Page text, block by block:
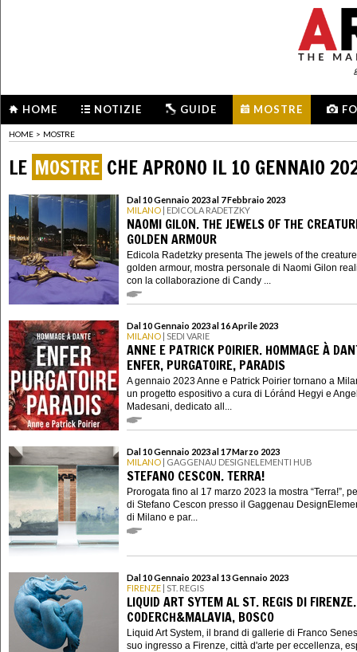
HOME NOTIZIE GUIDE MOSTRE
HOME > MOSTRE
LE MOSTRE CHE APRONO IL 10 GENNAIO
Dal 10 Gennaio 2023 al 7 Febbraio 2023
MILANO | EDICOLA RADETZKY
NAOMI GILON. THE JEWELS OF THE
GOLDEN ARMOUR
Edicola Radetzky presenta The jewels of the
golden armour, mostra personale di Naomi Gilon
con la collaborazione di Candy ...
Dal 10 Gennaio 2023 al 16 Aprile 2023
MILANO | SEDI VARIE
ANNE E PATRICK POIRIER. HOMMAGE À
ENFER, PURGATOIRE, PARADIS
A gennaio 2023 Anne e Patrick Poirier tornano a
un progetto espositivo a cura di Lóránd Hegyi e
Madesani, dedicato all...
Dal 10 Gennaio 2023 al 17 Marzo 2023
MILANO | GAGGENAU DESIGNELEMENTI HUB
STEFANO CESCON. TERRA!
Prorogata fino al 17 marzo 2023 la mostra “Terra!”,
di Stefano Cescon presso il Gaggenau
di Milano e par...
Dal 10 Gennaio 2023 al 13 Gennaio 2023
FIRENZE | ST. REGIS
LIQUID ART SYTEM AL ST. REGIS DI
CODERCH&MALAVIA, BOSCO
Liquid Art System, il brand di gallerie di Franco
suo ingresso a Firenze, città d'arte per eccellenza,